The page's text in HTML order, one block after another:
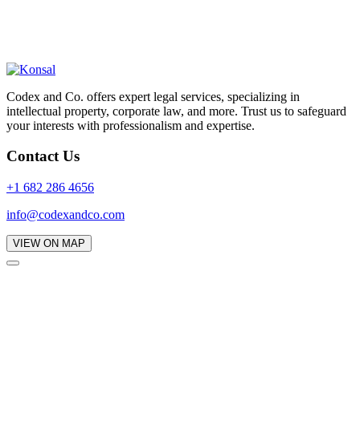
Codex and Co. offers expert legal services, specializing in
intellectual property, corporate law, and more. Trust us to safeguard
your interests with professionalism and expertise.
Contact Us
+1 682 286 4656
info@codexandco.com
VIEW ON MAP